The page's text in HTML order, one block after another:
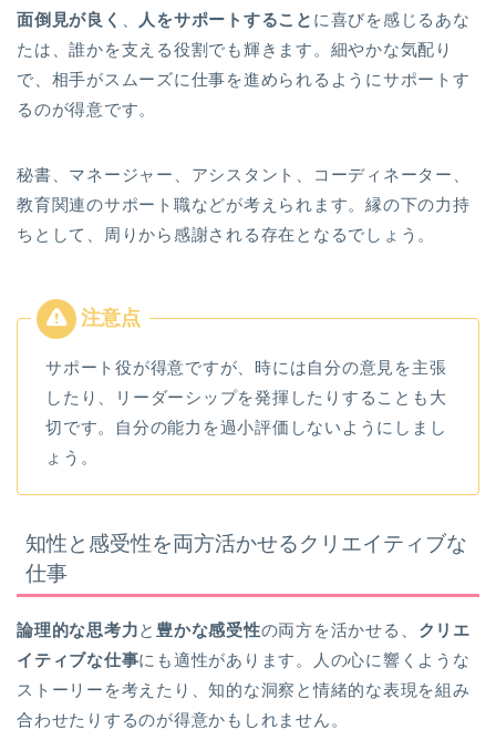
面倒見が良く 人をサポートすること に喜びを感じるあな
たは、誰かを支える役割でも輝きます。細やかな気配り
で、相手がスムーズに仕事を進められるようにサポートす
るのが得意です。
秘書、マネージャー、アシスタント、コーディネーター、
教育関連のサポート職などが考えられます。縁の下の力持
ちとして、周りから感謝される存在となるでしょう。
サポート役が得意ですが、時には自分の意見を主張
したり、リーダーシップを発揮したりすることも大
切です。自分の能力を過小評価しないようにしまし
ょう。
知性と感受性を両方活かせるクリエイティブな
仕事
論理的な思考力と 豊かな感受性の両方を活かせる、 クリエ
イティブな仕事にも適性があります。人の心に響くような
ストーリーを考えたり、知的な洞察と情緒的な表現を組み
合わせたりするのが得意かもしれません。